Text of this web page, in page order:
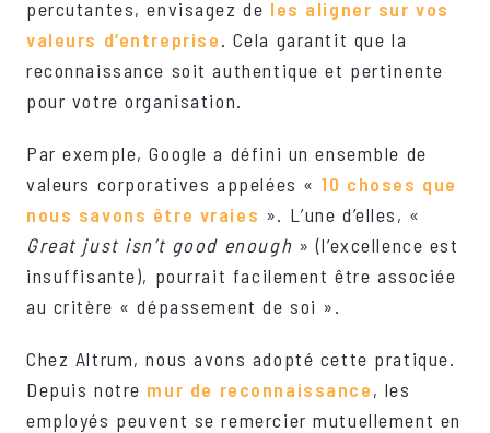
percutantes, envisagez de les aligner sur vos
valeurs d’entreprise. Cela garantit que la
reconnaissance soit authentique et pertinente
pour votre organisation.
Par exemple, Google a défini un ensemble de
valeurs corporatives appelées « 10 choses que
nous savons être vraies ». L’une d’elles, «
Great just isn’t good enough » (l’excellence est
insuffisante), pourrait facilement être associée
au critère « dépassement de soi ».
Chez Altrum, nous avons adopté cette pratique.
Depuis notre mur de reconnaissance, les
employés peuvent se remercier mutuellement en